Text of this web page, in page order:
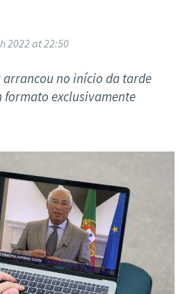
2022 at 22:50
no início da tarde
exclusivamente